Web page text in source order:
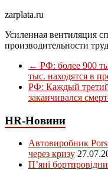
zarplata.ru
Усиленная вентиляция
производительности
← РФ: более 900
тыс. находятся в
РФ: Каждый третий
заканчивался
HR-Новини
Автовиробник
через кризу
П’яні